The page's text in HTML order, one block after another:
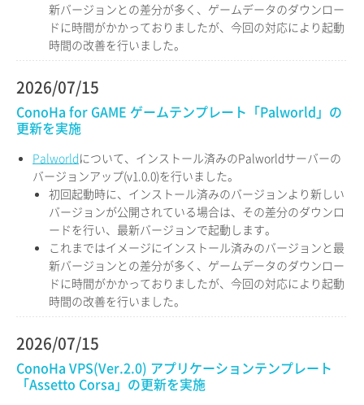
新バージョンとの差分が多く、ゲームデータのダウンロー
ドに時間がかかっておりましたが、今回の対応により起動
時間の改善を行いました。
2026/07/15
ConoHa for GAME ゲームテンプレート「Palworld」の
更新を実施
Palworldについて、インストール済みのPalworldサーバーの
バージョンアップ(v1.0.0)を行いました。
初回起動時に、インストール済みのバージョンより新しい
バージョンが公開されている場合は、その差分のダウンロ
ードを行い、最新バージョンで起動します。
これまではイメージにインストール済みのバージョンと最
新バージョンとの差分が多く、ゲームデータのダウンロー
ドに時間がかかっておりましたが、今回の対応により起動
時間の改善を行いました。
2026/07/15
ConoHa VPS(Ver.2.0) アプリケーションテンプレート
「Assetto Corsa」の更新を実施